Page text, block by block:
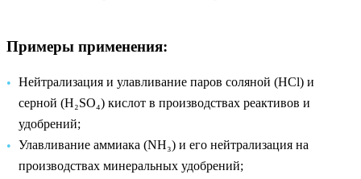
Примеры применения:
Нейтрализация и улавливание паров соляной (HCl) и
серной (H₂SO₄) кислот в производствах реактивов и
удобрений;
Улавливание аммиака (NH₃) и его нейтрализация на
производствах минеральных удобрений;